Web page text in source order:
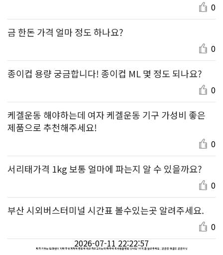
0
금 한돈 가격 얼마 정도 하나요?
0
종이컵 용량 궁금합니다! 종이컵 ML 몇 정도 되나요?
0
케겔운동 해야하는데 여자 케겔운동 기구 가성비 좋은
제품으로 추천해주세요!
0
서리태가격 1kg 보통 얼마에 파는지 알 수 있을까요?
0
부산 시외버스터미널 시간표 볼수있는곳 알려주세요.
0
2026-07-11 22:22:57
제가 키우는 도마뱀이 피부가 벗겨져서 병원에 데려가려고하는데 파주에 특수동물병원 있나요? 위치 좀 알려주세요. : 궁금증 해결은 궁금하넷